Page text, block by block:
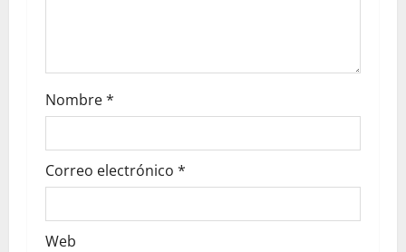
Nombre*
Correo electrónico *
Web